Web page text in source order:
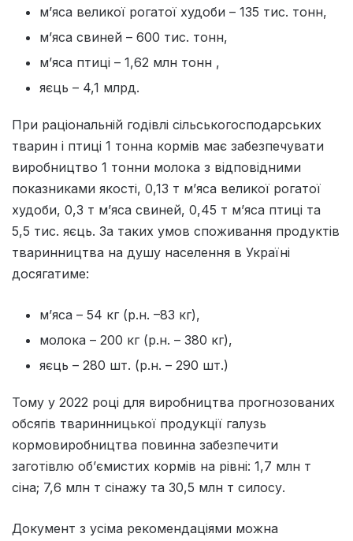
м’яса великої рогатої худоби – 135 тис. тонн,
м’яса свиней – 600 тис. тонн,
м’яса птиці – 1,62 млн тонн ,
яєць – 4,1 млрд.
При раціональній годівлі сільськогосподарських
тварин і птиці 1 тонна кормів має забезпечувати
виробництво 1 тонни молока з відповідними
показниками якості, 0,13 т м’яса великої рогатої
худоби, 0,3 т м’яса свиней, 0,45 т м’яса птиці та
5,5 тис. яєць. За таких умов споживання продуктів
тваринництва на душу населення в Україні
досягатиме:
м’яса – 54 кг (р.н. –83 кг),
молока – 200 кг (р.н. – 380 кг),
яєць – 280 шт. (р.н. – 290 шт.)
Тому у 2022 році для виробництва прогнозованих
обсягів тваринницької продукції галузь
кормовиробництва повинна забезпечити
заготівлю об’ємистих кормів на рівні: 1,7 млн т
сіна; 7,6 млн т сінажу та 30,5 млн т силосу.
Документ з усіма рекомендаціями можна